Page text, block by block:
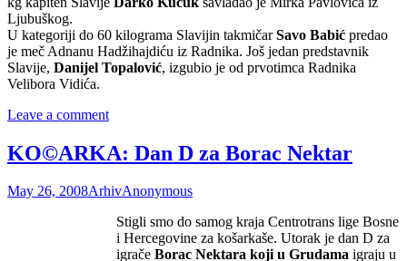
Ljubuškog.
U kategoriji do 60 kilograma Slavijin takmičarSavo Babić predao
je meč Adnanu Hadžihajdiću iz Radnika. Još jedan predstavnik
Slavije, Danijel Topalović, izgubio je od prvotimca Radnika
Velibora Vidića.
Leave a comment
KO©ARKA: Dan D za Borac Nektar
May 26, 2008ArhivAnonymous
Stigli smo do samog kraja Centrotrans lige Bosne
i Hercegovine za košarkaše. Utorak je dan D za
igrače Borac Nektara koji u Grudama igraju u